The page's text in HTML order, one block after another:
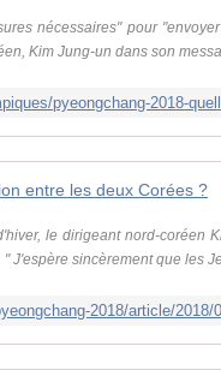
nécessaires" pour
Kim Jung-un dans son
entre les deux Corées ?
le dirigeant nord-coréen
J'espère sincèrement que les